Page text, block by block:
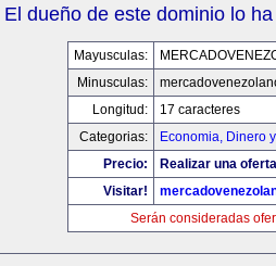
El dueño de este dominio lo
Mayusculas:
Minusculas:
Longitud:
17 caracteres
Categorias:
Economia, Dinero
Precio:
Realizar una
Visitar!
Serán consideradas